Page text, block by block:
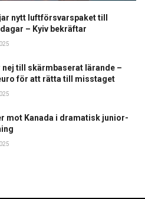
nytt luftförsvarspaket till
– Kyiv bekräftar
nej till skärmbaserat lärande –
för att rätta till misstaget
mot Kanada i dramatisk junior-